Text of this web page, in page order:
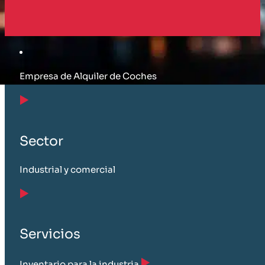
Empresa de Alquiler de Coches
Sector
Industrial y comercial
Servicios